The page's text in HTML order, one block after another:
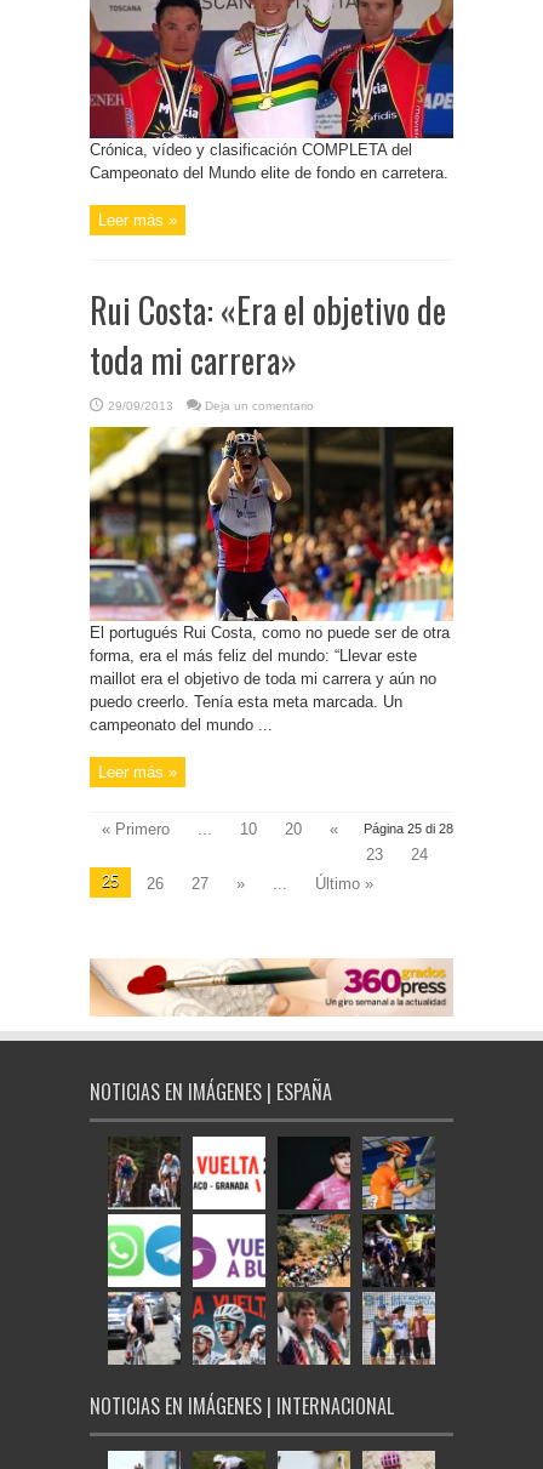
Crónica, vídeo y clasificación COMPLETA del
Campeonato del Mundo elite de fondo en carretera.
Leer más »
Rui Costa: «Era el objetivo de
toda mi carrera»
29/09/2013 Deja un comentario
El portugués Rui Costa, como no puede ser de otra
forma, era el más feliz del mundo: “Llevar este
maillot era el objetivo de toda mi carrera y aún no
puedo creerlo. Tenía esta meta marcada. Un
campeonato del mundo ...
Leer más »
Página 25 di 28
« Primero ... 10 20
«
23
24
25
26 27 » ... Último »
NOTICIAS EN IMÁGENES | ESPAÑA
NOTICIAS EN IMÁGENES | INTERNACIONAL